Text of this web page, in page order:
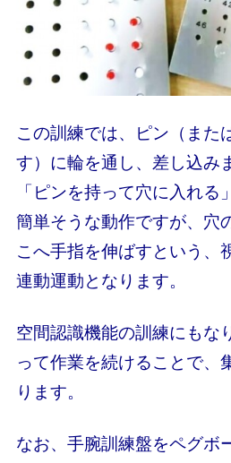
この訓練では、ピン（また
す）に輪を通し、差し込み
「ピンを持って穴に入れる
簡単そうな動作ですが、穴
こへ手指を伸ばすという、
連動運動となります。
空間認識機能の訓練にもな
って作業を続けることで、
ります。
なお、手腕訓練盤をペグボ